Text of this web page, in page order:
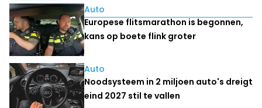
Lees ook
Auto
Europese flitsmarathon is begonnen,
kans op boete flink groter
Auto
Noodsysteem in 2 miljoen auto's dreigt
eind 2027 stil te vallen